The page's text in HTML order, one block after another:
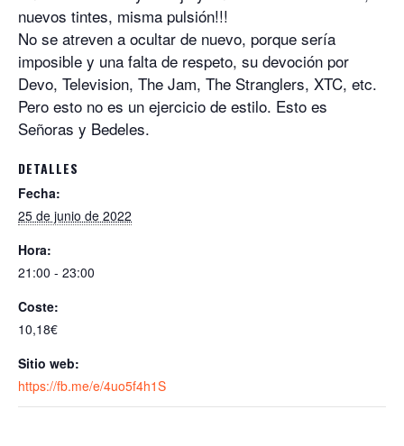
nuevos tintes, misma pulsión!!!
No se atreven a ocultar de nuevo, porque sería
imposible y una falta de respeto, su devoción por
Devo, Television, The Jam, The Stranglers, XTC, etc.
Pero esto no es un ejercicio de estilo. Esto es
Señoras y Bedeles.
DETALLES
Fecha:
25 de junio de 2022
Hora:
21:00 - 23:00
Coste:
10,18€
Sitio web:
https://fb.me/e/4uo5f4h1S